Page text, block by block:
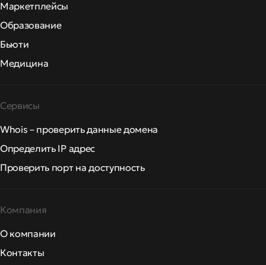
Маркетплейсы
Образование
Бьюти
Медицина
Сервисы
Whois – проверить данные домена
Определить IP адрес
Проверить порт на доступность
Компания
О компании
Контакты